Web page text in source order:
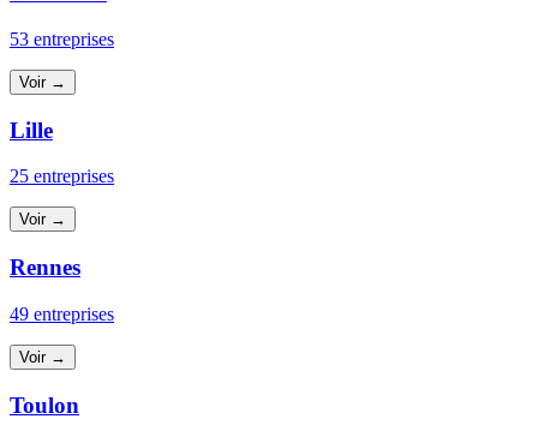
53 entreprises
Voir →
Lille
25 entreprises
Voir →
Rennes
49 entreprises
Voir →
Toulon